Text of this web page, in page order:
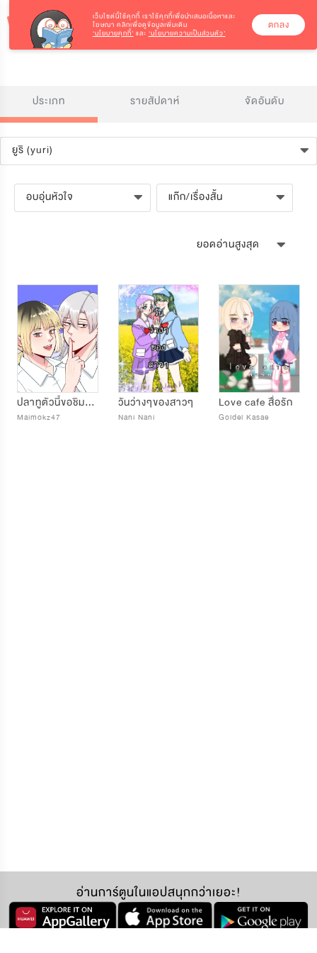
ประเภท รายสัปดาห์ จัดอันดับ
ยูริ (yuri)
อบอุ่นหัวใจ แก๊ก/เรื่องสั้น
ยอดอ่านสูงสุด
ปลาทูตัวนี้ขอชิมได้มั้ยคะ
Maimokz47
วันว่างๆของสาวๆ
Nani Nani
Love cafe สื่อรัก
Goldel Kasae
เว็บไซต์นี้ใช้คุกกี้ เราใช้คุกกี้เพื่อนำเสนอเนื้อหาและ
โฆษณา คลิกเพื่อดูข้อมูลเพิ่มเติม
‘นโยบายคุกกี้’ และ ‘นโยบายความเป็นส่วนตัว’
ตกลง
อ่านการ์ตูนในแอปสนุกกว่าเยอะ!